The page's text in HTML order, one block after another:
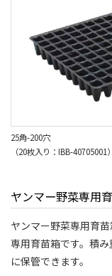
25角-200穴
（20枚入り：IBB-40705001）
ヤンマー野菜専用
ヤンマー野菜専用育
専用育苗箱です。積
に保管できます。